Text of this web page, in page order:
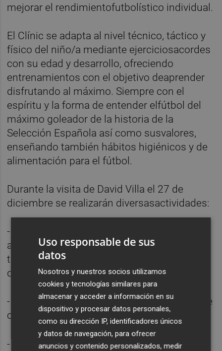
mejorar el rendimientofutbolístico individual.
El Clínic se adapta al nivel técnico, táctico y
físico del niño/a mediante ejerciciosacordes
con su edad y desarrollo, ofreciendo
entrenamientos con el objetivo deaprender
disfrutando al máximo. Siempre con el
espíritu y la forma de entender elfútbol del
máximo goleador de la historia de la
Selección Española así como susvalores,
enseñando también hábitos higiénicos y de
alimentación para el fútbol.
Durante la visita de David Villa el 27 de
diciembre se realizarán diversasactividades:
- De 10 a 13h entrenará junto a los inscritos
al Clínic, tendrá una charla conlos mismos y
también realizará juegos y tareas con los
distintos equipos dela Academia.
- Desde las 13:15h atenderá a los medios de
comunicación.
- De 14:30h a 16h se realizará una paella
Uso responsable de sus
datos
Nosotros y nuestros socios utilizamos
cookies y tecnologías similares para
almacenar y acceder a información en su
dispositivo y procesar datos personales,
como su dirección IP, identificadores únicos
y datos de navegación, para ofrecer
anuncios y contenido personalizados, medir